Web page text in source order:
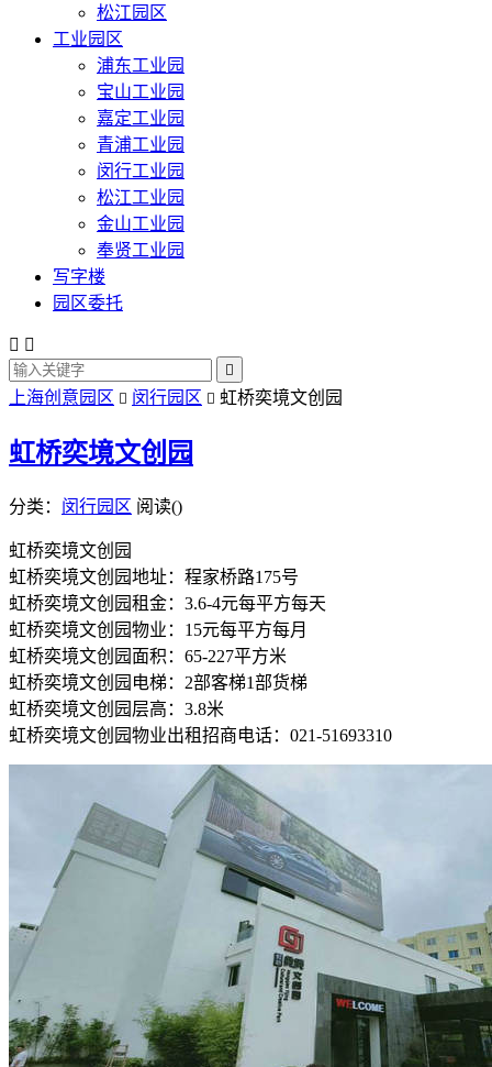
松江园区
工业园区
浦东工业园
宝山工业园
嘉定工业园
青浦工业园
闵行工业园
松江工业园
金山工业园
奉贤工业园
写字楼
园区委托
 

上海创意园区  闵行园区  虹桥奕境文创园
虹桥奕境文创园
分类： 闵行园区 阅读()
虹桥奕境文创园
虹桥奕境文创园地址：程家桥路175号
虹桥奕境文创园租金：3.6-4元每平方每天
虹桥奕境文创园物业：15元每平方每月
虹桥奕境文创园面积：65-227平方米
虹桥奕境文创园电梯：2部客梯1部货梯
虹桥奕境文创园层高：3.8米
虹桥奕境文创园物业出租招商电话：021-51693310